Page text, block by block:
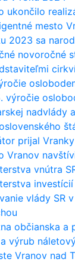
ukončilo
mesto
2023 sa
novoročné
výročie
nadvlády
prijal
Vranov
vnútra
investícií
vlády SR
občianska a
výrub
Vranov nad